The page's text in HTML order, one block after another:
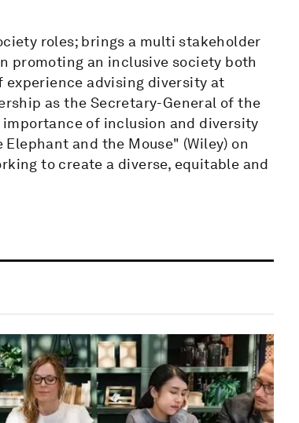
roles; brings a multi stakeholder
promoting an inclusive society both
experience advising diversity at
as the Secretary-General of the
importance of inclusion and diversity
and the Mouse" (Wiley) on
to create a diverse, equitable and